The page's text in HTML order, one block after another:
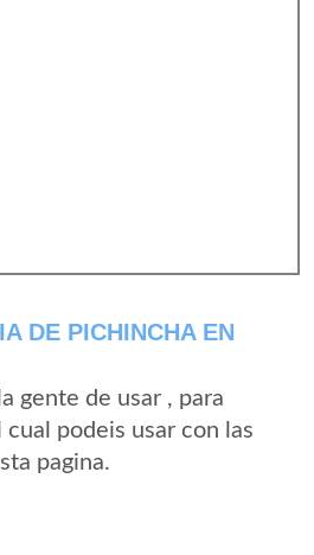
DE PICHINCHA EN
gente de usar , para
podeis usar con las
pagina.